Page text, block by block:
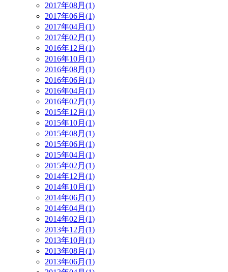
2017年08月(1)
2017年06月(1)
2017年04月(1)
2017年02月(1)
2016年12月(1)
2016年10月(1)
2016年08月(1)
2016年06月(1)
2016年04月(1)
2016年02月(1)
2015年12月(1)
2015年10月(1)
2015年08月(1)
2015年06月(1)
2015年04月(1)
2015年02月(1)
2014年12月(1)
2014年10月(1)
2014年06月(1)
2014年04月(1)
2014年02月(1)
2013年12月(1)
2013年10月(1)
2013年08月(1)
2013年06月(1)